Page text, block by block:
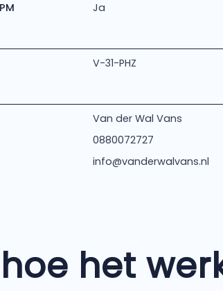
Ja
V-31-PHZ
Van der Wal Vans
0880072727
info@vanderwalvans.nl
hoe het